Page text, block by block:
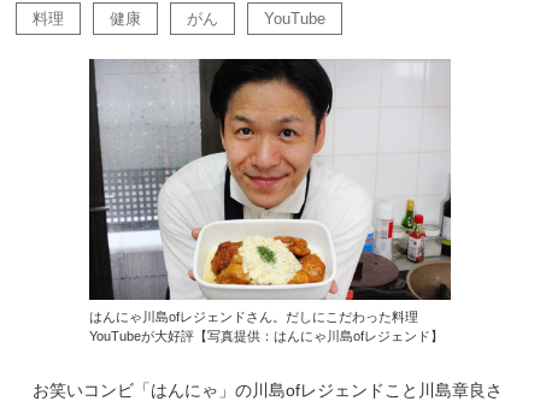
料理 健康 がん YouTube
はんにゃ川島ofレジェンドさん。だしにこだわった料理
YouTubeが大好評【写真提供：はんにゃ川島ofレジェンド】
お笑いコンビ「はんにゃ」の川島ofレジェンドこと川島章良さ